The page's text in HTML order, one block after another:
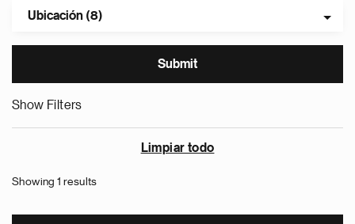
Ubicación (8)
Show Filters
Limpiar todo
Showing 1 results